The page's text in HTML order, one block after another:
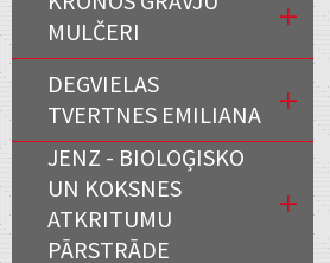
MULČERI
DEGVIELAS
TVERTNES EMILIANA
JENZ - BIOLOĢISKO
UN KOKSNES
ATKRITUMU
PĀRSTRĀDE